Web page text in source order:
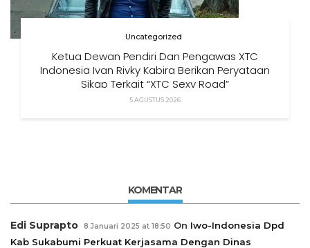
Uncategorized
Ketua Dewan Pendiri Dan Pengawas XTC
Indonesia Ivan Rivky Kabira Berikan Peryataan
Sikap Terkait “XTC Sexy Road”
5 AGUSTUS 2026
KOMENTAR
Edi Suprapto 8 Januari 2025 at 18:50 On Iwo-Indonesia Dpd
Kab Sukabumi Perkuat Kerjasama Dengan Dinas